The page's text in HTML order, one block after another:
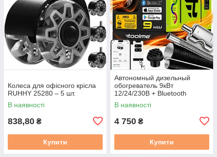
Колеса для офісного крісла
RUHHY 25280 – 5 шт.
В наявності
838,80 ₴
Купити
Автономный дизельный
обогреватель 9кВт
12/24/230В + Bluetooth
Toolme (Польша)
В наявності
4 750 ₴
Купити